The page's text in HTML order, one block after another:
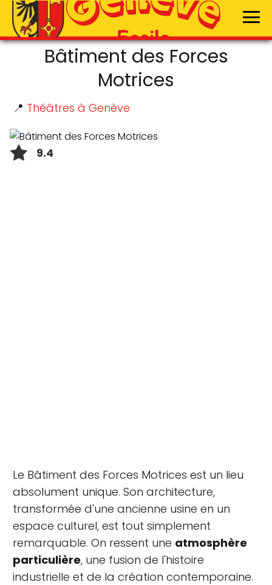
Bâtiment des Forces
Motrices
📍 Théâtres à Genève
9.4
Le Bâtiment des Forces Motrices est un lieu
absolument unique. Son architecture,
transformée d'une ancienne usine en un
espace culturel, est tout simplement
remarquable. On ressent une atmosphère
particulière, une fusion de l'histoire
industrielle et de la création contemporaine.